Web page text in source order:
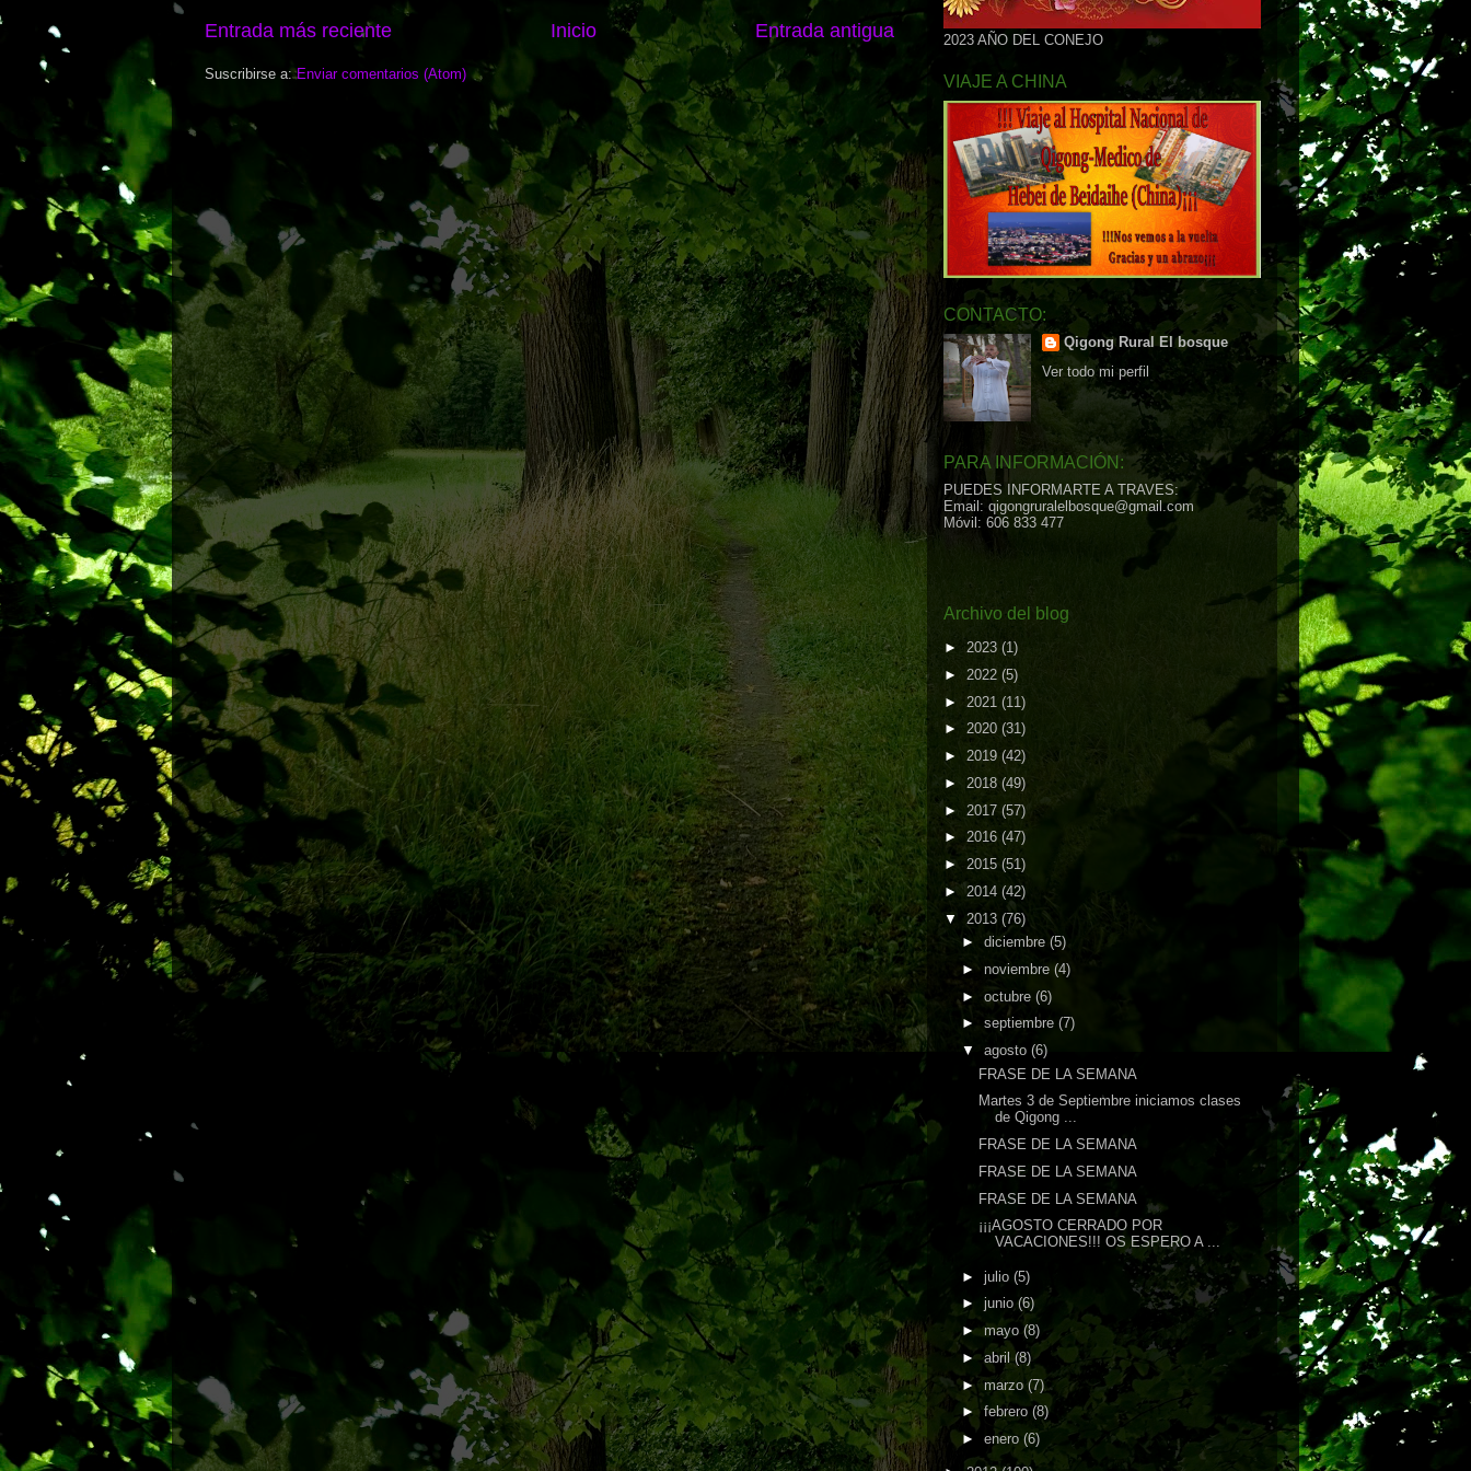
Entrada más reciente Entrada antigua
Inicio
Suscribirse a:Enviar comentarios (Atom)
2023 AÑO DEL CONEJO
VIAJE A CHINA
CONTACTO:
Qigong Rural El bosque
Ver todo mi perfil
PARA INFORMACIÓN:
PUEDES INFORMARTE A TRAVES:
Email: qigongruralelbosque@gmail.com
Móvil: 606 833 477
Archivo del blog
► 2023 (1)
► 2022 (5)
► 2021 (11)
► 2020 (31)
► 2019 (42)
► 2018 (49)
► 2017 (57)
► 2016 (47)
► 2015 (51)
► 2014 (42)
▼ 2013 (76)
► diciembre (5)
► noviembre (4)
► octubre (6)
► septiembre (7)
▼ agosto (6)
FRASE DE LA SEMANA
Martes 3 de Septiembre iniciamos clases
de Qigong ...
FRASE DE LA SEMANA
FRASE DE LA SEMANA
FRASE DE LA SEMANA
¡¡¡AGOSTO CERRADO POR
VACACIONES!!! OS ESPERO A ...
► julio (5)
► junio (6)
►mayo (8)
►abril (8)
►marzo(7)
► febrero (8)
► enero (6)